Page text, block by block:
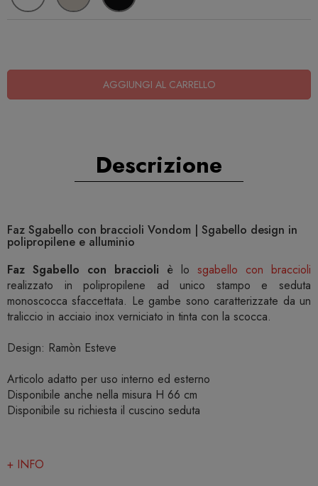
AGGIUNGI AL CARRELLO
Descrizione
Faz Sgabello con braccioli Vondom | Sgabello design in
polipropilene e alluminio
Faz Sgabello con braccioli è lo sgabello con braccioli
realizzato in polipropilene ad unico stampo e seduta
monoscocca sfaccettata. Le gambe sono caratterizzate da un
traliccio in acciaio inox verniciato in tinta con la scocca.
Design: Ramòn Esteve
Articolo adatto per uso interno ed esterno
Disponibile anche nella misura H 66 cm
Disponibile su richiesta il cuscino seduta
+ INFO